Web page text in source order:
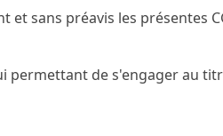
et sans préavis les présentes
de s'engager au